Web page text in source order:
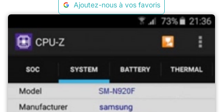
Ajoutez-nous à vos favoris